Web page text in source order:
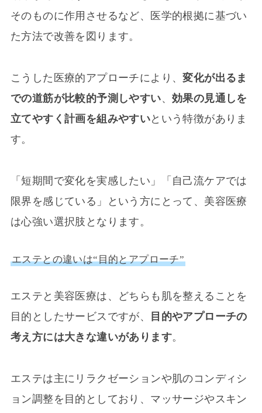
そのものに作用させるなど、医学的根拠に基づい
た方法で改善を図ります。
こうした医療的アプローチにより、変化が出るま
での道筋が比較的予測しやすい、 効果の見通しを
立てやすく計画を組みやすいという特徴がありま
す。
「短期間で変化を実感したい」「自己流ケアでは
限界を感じている」という方にとって、美容医療
は心強い選択肢となります。
エステとの違いは“目的とアプローチ”
エステと美容医療は、どちらも肌を整えることを
目的としたサービスですが、
目的やアプローチの
考え方には大きな違いがあります。
エステは主にリラクゼーションや肌のコンディシ
ョン調整を目的としており、マッサージやスキン